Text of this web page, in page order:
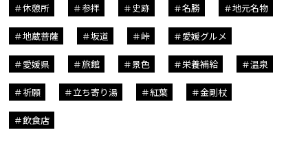
休憩所 参拝 史跡 名勝 地元名物
地蔵菩薩 坂道 峠 愛媛グルメ
愛媛県 旅館 景色 栄養補給 温泉
祈願 立ち寄り湯 紅葉 金剛杖
飲食店